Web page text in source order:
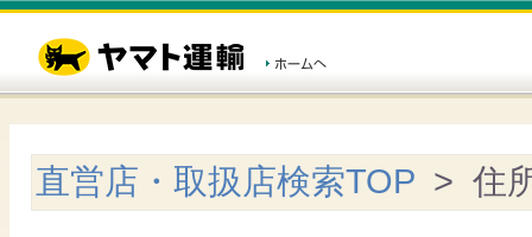
直営店・取扱店検索TOP > 住